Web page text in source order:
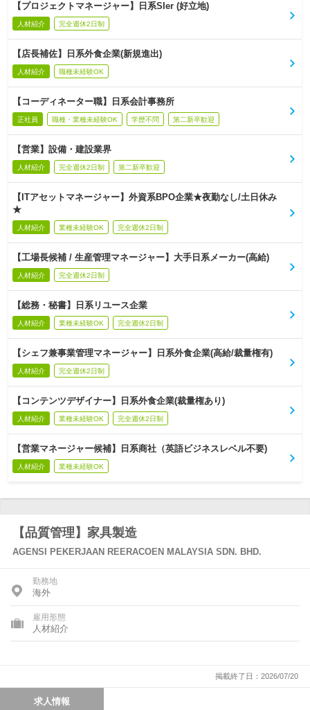
【プロジェクトマネージャー】日系SIer (好立地)
人材紹介 完全週休2日制
【店長補佐】日系外食企業(新規進出)
人材紹介 職種未経験OK
【コーディネーター職】日系会計事務所
正社員 職種・業種未経験OK 学歴不問 第二新卒歓迎
【営業】設備・建設業界
人材紹介 完全週休2日制 第二新卒歓迎
【ITアセットマネージャー】外資系BPO企業★夜勤なし/土日休み
★
人材紹介 業種未経験OK 完全週休2日制
【工場長候補 / 生産管理マネージャー】大手日系メーカー(高給)
人材紹介 完全週休2日制
【総務・秘書】日系リユース企業
人材紹介 業種未経験OK 完全週休2日制
【シェフ兼事業管理マネージャー】日系外食企業(高給/裁量権有)
人材紹介 完全週休2日制
【コンテンツデザイナー】日系外食企業(裁量権あり)
人材紹介 業種未経験OK 完全週休2日制
【営業マネージャー候補】日系商社（英語ビジネスレベル不要)
人材紹介 業種未経験OK
【品質管理】家具製造
AGENSI PEKERJAAN REERACOEN MALAYSIA SDN. BHD.
勤務地
海外
雇用形態
人材紹介
掲載終了日：2026/07/20
求人情報